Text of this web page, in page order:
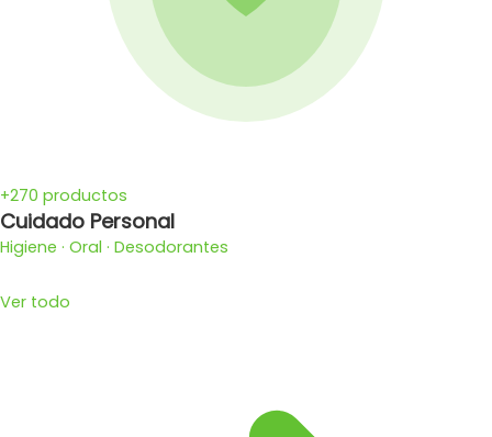
+270 productos
Cuidado Personal
Higiene · Oral · Desodorantes
Ver todo